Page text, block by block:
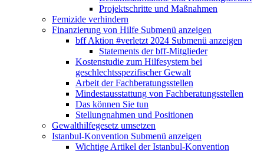
Projektschritte und Maßnahmen
Femizide verhindern
Finanzierung von Hilfe Submenü anzeigen
bff Aktion #verletzt 2024 Submenü anzeigen
Statements der bff-Mitglieder
Kostenstudie zum Hilfesystem bei
geschlechtsspezifischer Gewalt
Arbeit der Fachberatungsstellen
Mindestausstattung von Fachberatungsstellen
Das können Sie tun
Stellungnahmen und Positionen
Gewalthilfegesetz umsetzen
Istanbul-Konvention Submenü anzeigen
Wichtige Artikel der Istanbul-Konvention